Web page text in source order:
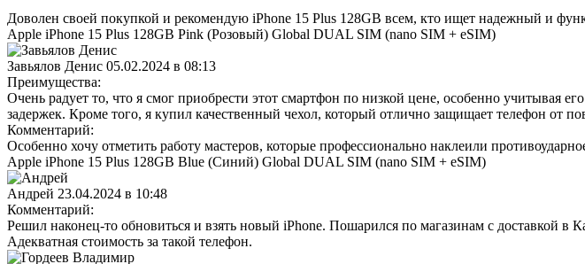
Доволен своей покупкой и рекомендую iPhone 15 Plus 128GB всем, кто ищет надежный и
Apple iPhone 15 Plus 128GB Pink (Розовый) Global DUAL SIM (nano SIM + eSIM)
Завьялов Денис 05.02.2024 в 08:13
Преимущества:
Очень радует то, что я смог приобрести этот смартфон по низкой цене, особенно учитывая
задержек. Кроме того, я купил качественный чехол, который отлично защищает телефон от
Комментарий:
Особенно хочу отметить работу мастеров, которые профессионально наклеили
Apple iPhone 15 Plus 128GB Blue (Синий) Global DUAL SIM (nano SIM + eSIM)
Андрей 23.04.2024 в 10:48
Комментарий:
Решил наконец-то обновиться и взять новый iPhone. Пошарился по магазинам с доставкой
Адекватная стоимость за такой телефон.